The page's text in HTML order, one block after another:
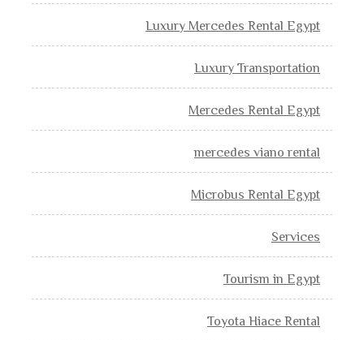
Luxury Mercedes Rental Egypt
Luxury Transportation
Mercedes Rental Egypt
mercedes viano rental
Microbus Rental Egypt
Services
Tourism in Egypt
Toyota Hiace Rental